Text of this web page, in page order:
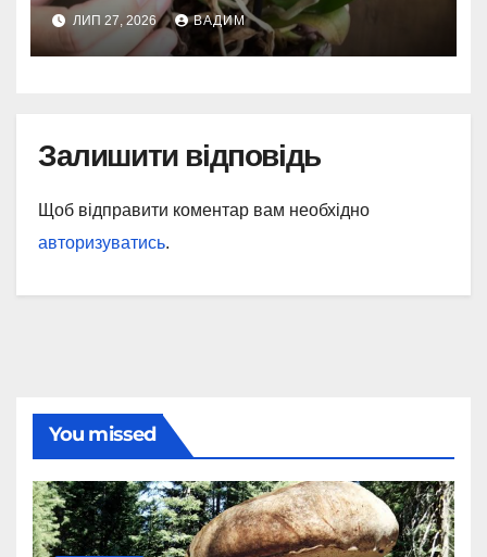
ЛИП 27, 2026 ВАДИМ
Залишити відповідь
Щоб відправити коментар вам необхідно
авторизуватись.
You missed